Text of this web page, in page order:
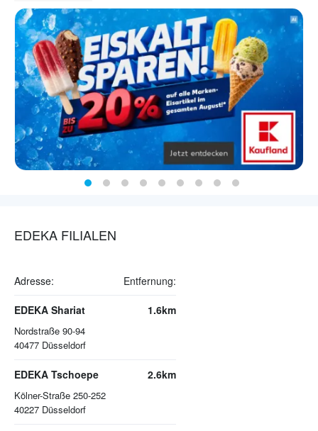
EDEKA FILIALEN
Adresse: Entfernung:
EDEKA Shariat
Nordstraße 90-94
40477 Düsseldorf
1.6km
EDEKA Tschoepe
Kölner-Straße 250-252
40227 Düsseldorf
2.6km